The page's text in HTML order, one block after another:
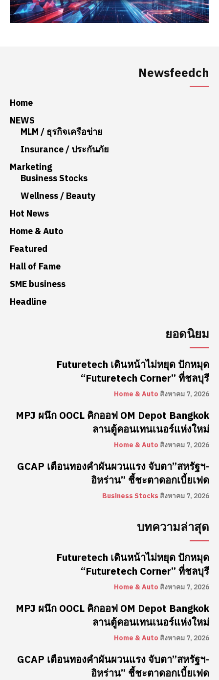
Newsfeedch
Home
NEWS
MLM / ธุรกิจเครือข่าย
Insurance / ประกันภัย
Marketing
Business Stocks
Wellness / Beauty
Hot News
Home & Auto
Featured
Hall of Fame
SME business
Headline
ยอดนิยม
Futuretech เดินหน้าไม่หยุด ปักหมุด
“Futuretech Corner” ที่ชลบุรี
Home & Auto สิงหาคม 7, 2026
MPJ ผนึก OOCL คิกออฟ OM Depot Bangkok
ลานตู้คอนเทนเนอร์แห่งใหม่
Home & Auto สิงหาคม 7, 2026
GCAP เตือนทองคำผันผวนแรง จับตา”สหรัฐฯ-
อิหร่าน” ชี้ชะตาดอกเบี้ยเฟด
Business Stocks สิงหาคม 7, 2026
บทความล่าสุด
Futuretech เดินหน้าไม่หยุด ปักหมุด
“Futuretech Corner” ที่ชลบุรี
Home & Auto สิงหาคม 7, 2026
MPJ ผนึก OOCL คิกออฟ OM Depot Bangkok
ลานตู้คอนเทนเนอร์แห่งใหม่
Home & Auto สิงหาคม 7, 2026
GCAP เตือนทองคำผันผวนแรง จับตา”สหรัฐฯ-
อิหร่าน” ชี้ชะตาดอกเบี้ยเฟด